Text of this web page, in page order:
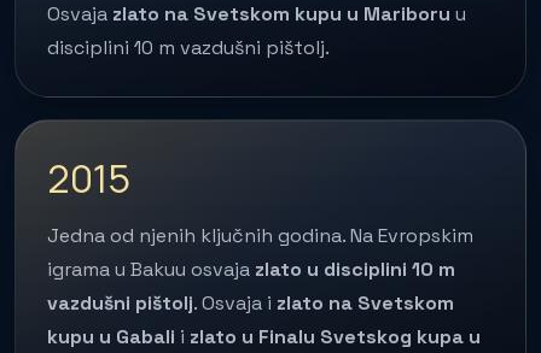
Osvaja zlato na Svetskom kupu u Mariboru u
disciplini 10 m vazdušni pištolj.
2015
Jedna od njenih ključnih godina. Na Evropskim
igrama u Bakuu osvaja zlato u disciplini 10 m
vazdušni pištolj. Osvaja i zlato na Svetskom
kupu u Gabali i zlato u Finalu Svetskog kupa u